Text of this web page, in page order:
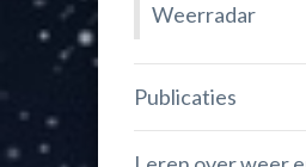
Weerradar
Publicaties